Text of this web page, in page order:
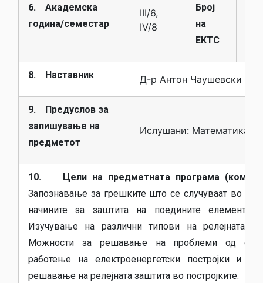
6. Академска
година/семестар
III/6,
IV/8
Број
на
ЕКТС
8. Наставник Д-р Антон Чаушевски
9. Предуслов за
запишување на
предметот
Ислушани: Математика 2
10. Цели на предметната програма
Запознавање за грешките што се случуваат во
начините за заштита на поедините елементи
Изучување на различни типови на релејната
Можности за решавање на проблеми од
работење на електроенергетски постројки и
решавање на релејната заштита во постројките.